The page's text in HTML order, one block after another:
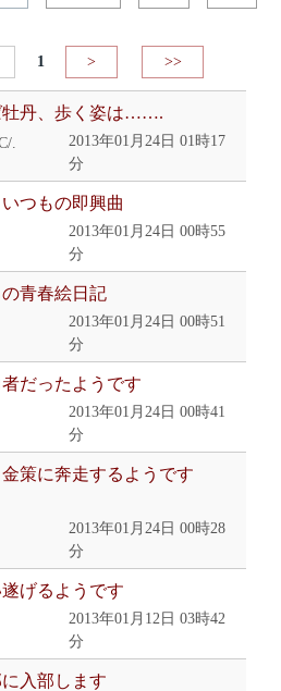
1 > >>
牡丹、歩く姿は…….
.
2013年01月24日 01時17
分
つもの即興曲
2013年01月24日 00時55
分
青春絵日記
2013年01月24日 00時51
分
だったようです
2013年01月24日 00時41
分
策に奔走するようです
2013年01月24日 00時28
分
げるようです
2013年01月12日 03時42
分
入部します